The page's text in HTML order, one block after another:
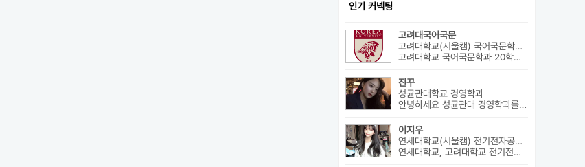
인기 커넥팅
고려대국어국문
고려대학교(서울캠) 국어국문학과 외4개
고려대학교 국어국문학과 20학번 (학교추천 2 전형, 최초합) 성균관대...
진꾸
성균관대학교 경영학과
안녕하세요 성균관대 경영학과를 졸업하고 현재 패션 회사 기획자로 있습니...
이지우
연세대학교(서울캠) 전기전자공학부 외2개
연세대학교, 고려대학교 전기전자공학부 합격 생활기록부, 내신, 활동 등...